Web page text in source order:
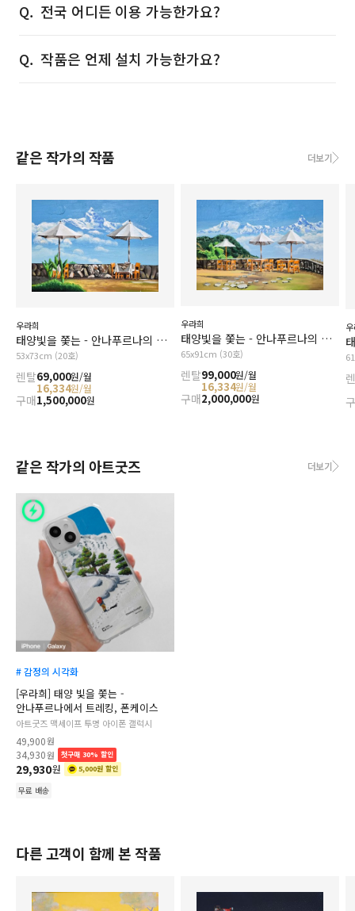
전국 어디든 이용 가능한가요?
작품은 언제 설치 가능한가요?
같은 작가의 작품 더보기
우라희
태양빛을 쫓는 - 안나푸르나의 두 개의 파라솔
53x73cm (20호)
렌탈69,000원/월
16,334원/월
구매1,500,000원
우라희
태양빛을 쫓는 - 안나푸르나의 세 개의 파라솔
65x91cm (30호)
렌탈99,000원/월
16,334원/월
구매2,000,000원
같은 작가의 아트굿즈 더보기
# 감정의 시각화
[우라희] 태양 빛을 쫓는 -
안나푸르나에서 트레킹, 폰케이스
아트굿즈 맥세이프 투명 아이폰 갤럭시
49,900원
34,930원 첫구매 30% 할인
29,930원 5,000원 할인
무료 배송
다른 고객이 함께 본 작품